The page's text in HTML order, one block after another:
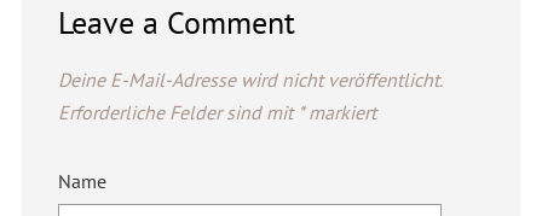
Leave a Comment
Deine E-Mail-Adresse wird nicht veröffentlicht.
Erforderliche Felder sind mit *markiert
Name